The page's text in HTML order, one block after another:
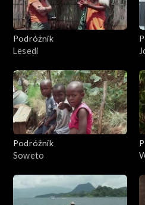
Podróżnik
Lesedi
Podróżnik
Soweto